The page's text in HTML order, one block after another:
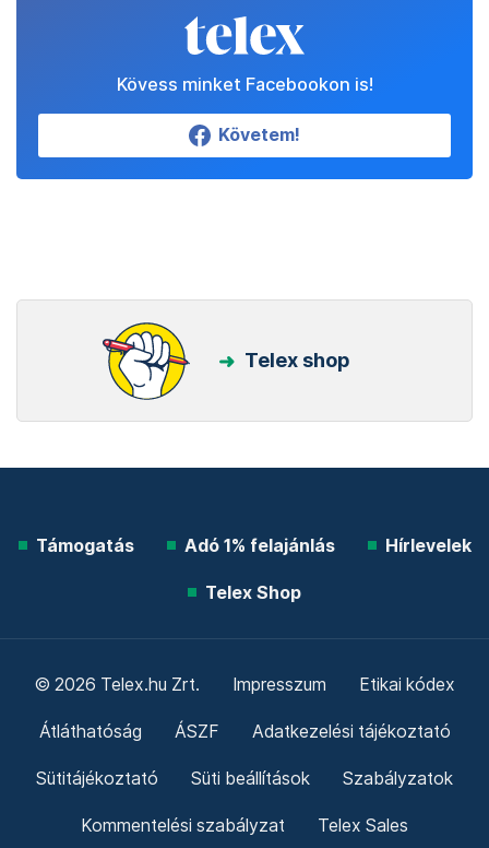
Kövess minket Facebookon is!
Követem!
Telex shop
Támogatás Adó 1% felajánlás Hírlevelek
Telex Shop
© 2026 Telex.hu Zrt. Impresszum Etikai kódex
Átláthatóság ÁSZF Adatkezelési tájékoztató
Sütitájékoztató Süti beállítások Szabályzatok
Kommentelési szabályzat Telex Sales